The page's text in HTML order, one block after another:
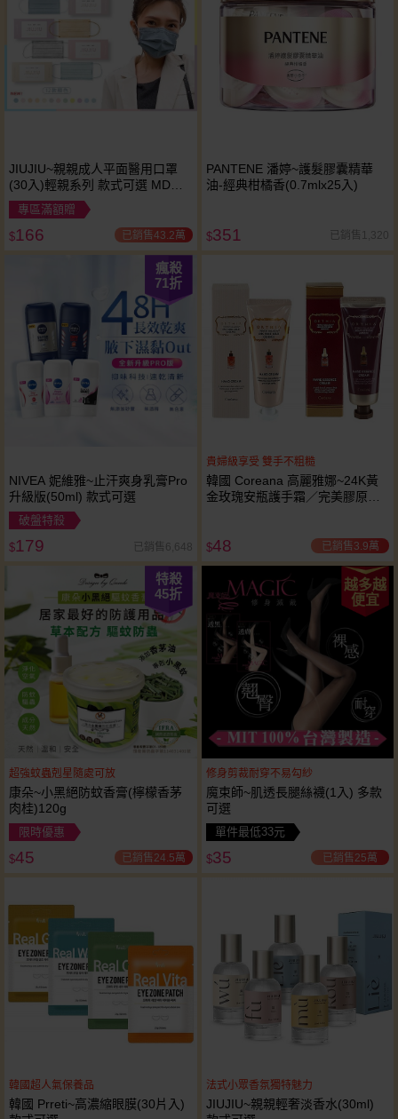
JIUJIU~親親成人平面醫用口罩
(30入)輕親系列 款式可選 MD雙
鋼印
專區滿額贈
$166 已銷售43.2萬
PANTENE 潘婷~護髮膠囊精華
油-經典柑橘香(0.7mlx25入)
$351 已銷售1,320
瘋殺
71折
NIVEA 妮維雅~止汗爽身乳膏Pro
升級版(50ml) 款式可選
破盤特殺
$179 已銷售6,648
貴婦級享受 雙手不粗糙
韓國 Coreana 高麗雅娜~24K黃
金玫瑰安瓶護手霜／完美膠原蛋
$48 已銷售3.9萬
特殺
45折
超強蚊蟲剋星隨處可放
康朵~小黑絕防蚊香膏(檸檬香茅
肉桂)120g
限時優惠
$45 已銷售24.5萬
越多越
便宜
修身剪裁耐穿不易勾紗
魔束師~肌透長腿絲襪(1入) 多款
可選
單件最低33元
$35 已銷售25萬
韓國超人氣保養品
韓國 Prreti~高濃縮眼膜(30片入)
法式小眾香氛獨特魅力
JIUJIU~親親輕奢淡香水(30ml)